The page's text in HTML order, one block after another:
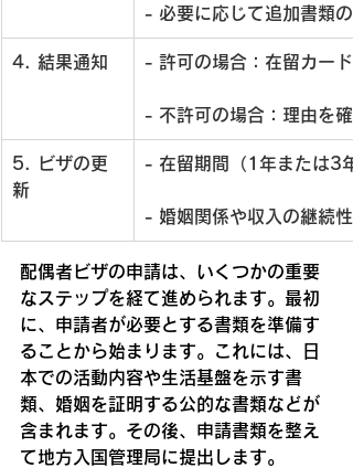
- 必要に応じて追加書類
4. 結果通知 - 許可の場合 ：在留カー
- 不許可の場合 ：理由を
5. ビザの更
新
- 在留期間（1年または3
- 婚姻関係や収入の継続性
配偶者ビザの申請は、いくつかの重要
なステップを経て進められます。最初
に、申請者が必要とする書類を準備す
ることから始まります。これには、日
本での活動内容や生活基盤を示す書
類、婚姻を証明する公的な書類などが
含まれます。その後、申請書類を整え
て地方入国管理局に提出します。